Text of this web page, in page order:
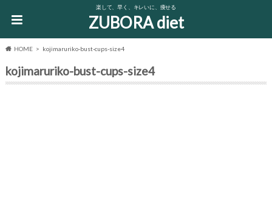
楽して、早く、キレいに、痩せる
ZUBORA diet
HOME kojimaruriko-bust-cups-size4
kojimaruriko-bust-cups-size4